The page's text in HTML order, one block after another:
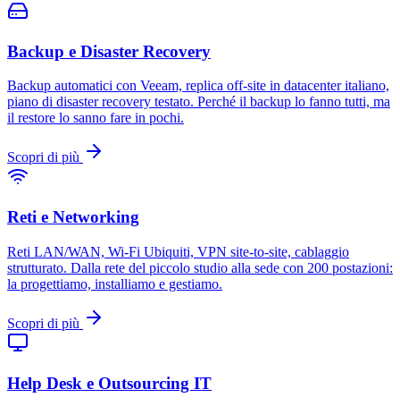
Backup e Disaster Recovery
Backup automatici con Veeam, replica off-site in datacenter italiano,
piano di disaster recovery testato. Perché il backup lo fanno tutti, ma
il restore lo sanno fare in pochi.
Scopri di più
Reti e Networking
Reti LAN/WAN, Wi-Fi Ubiquiti, VPN site-to-site, cablaggio
strutturato. Dalla rete del piccolo studio alla sede con 200 postazioni:
la progettiamo, installiamo e gestiamo.
Scopri di più
Help Desk e Outsourcing IT